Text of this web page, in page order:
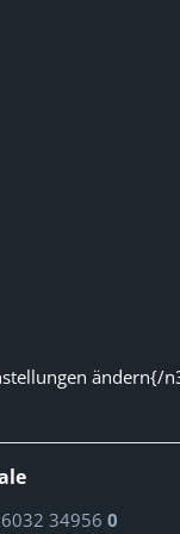
ändern{/
349560